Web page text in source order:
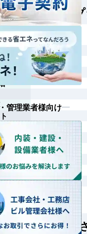
力・型番・オ
浄）
定
）
ター
ン
対応
とよく比較
管理業者様向け